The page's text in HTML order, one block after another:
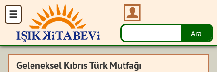
Geleneksel Kıbrıs Türk Mutfağı